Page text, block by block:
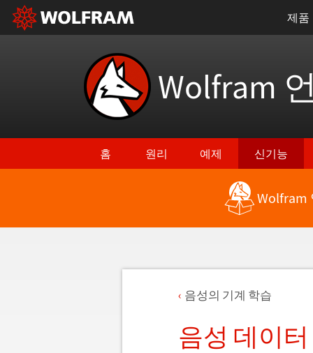
제품
Wolfram
홈 원리 예제 신기능
Wolfram
음성의 기계 학습
음성 데이